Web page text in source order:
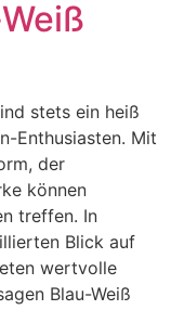
stets ein heiß
Enthusiasten. Mit
der
können
treffen. In
Blick auf
wertvolle
Blau-Weiß